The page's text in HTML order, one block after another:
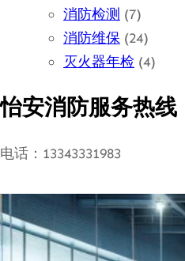
消防检测 (7)
消防维保 (24)
灭火器年检 (4)
怡安消防服务热线
电话：13343331983